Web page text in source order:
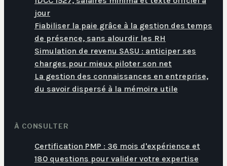
jour
Fiabiliser la paie grâce à la gestion des temps
de présence, sans alourdir les RH
Simulation de revenu SASU : anticiper ses
charges pour mieux piloter son net
La gestion des connaissances en entreprise,
du savoir dispersé à la mémoire utile
À CONSULTER
Certification PMP : 36 mois d'expérience et
180 questions pour valider votre expertise